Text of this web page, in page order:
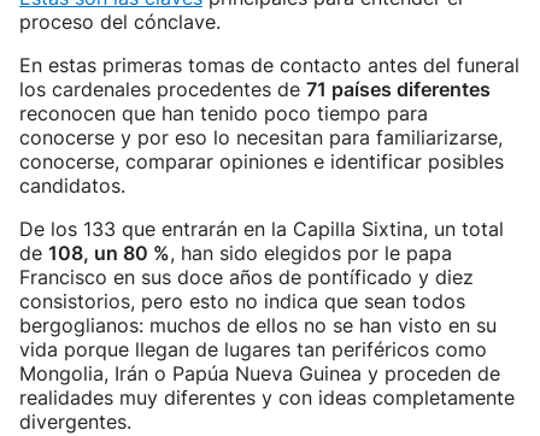
proceso del cónclave.
En estas primeras tomas de contacto antes del funeral
los cardenales procedentes de 71 países diferentes
reconocen que han tenido poco tiempo para
conocerse y por eso lo necesitan para familiarizarse,
conocerse, comparar opiniones e identificar posibles
candidatos.
De los 133 que entrarán en la Capilla Sixtina, un total
de 108, un 80 %, han sido elegidos por le papa
Francisco en sus doce años de pontíficado y diez
consistorios, pero esto no indica que sean todos
bergoglianos: muchos de ellos no se han visto en su
vida porque llegan de lugares tan periféricos como
Mongolia, Irán o Papúa Nueva Guinea y proceden de
realidades muy diferentes y con ideas completamente
divergentes.